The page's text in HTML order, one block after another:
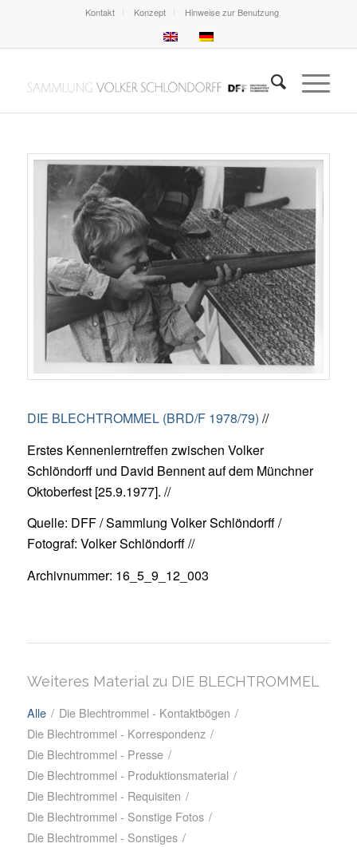
Kontakt Konzept Hinweise zur Benutzung
DIE BLECHTROMMEL (BRD/F 1978/79) //
Erstes Kennenlerntreffen zwischen Volker
Schlöndorff und David Bennent auf dem Münchner
Oktoberfest [25.9.1977]. //
Quelle: DFF / Sammlung Volker Schlöndorff /
Fotograf: Volker Schlöndorff //
Archivnummer: 16_5_9_12_003
Weiteres Material zu DIE BLECHTROMMEL
Alle / Die Blechtrommel - Kontaktbögen /
Die Blechtrommel - Korrespondenz /
Die Blechtrommel - Presse /
Die Blechtrommel - Produktionsmaterial /
Die Blechtrommel - Requisiten /
Die Blechtrommel - Sonstige Fotos /
Die Blechtrommel - Sonstiges /